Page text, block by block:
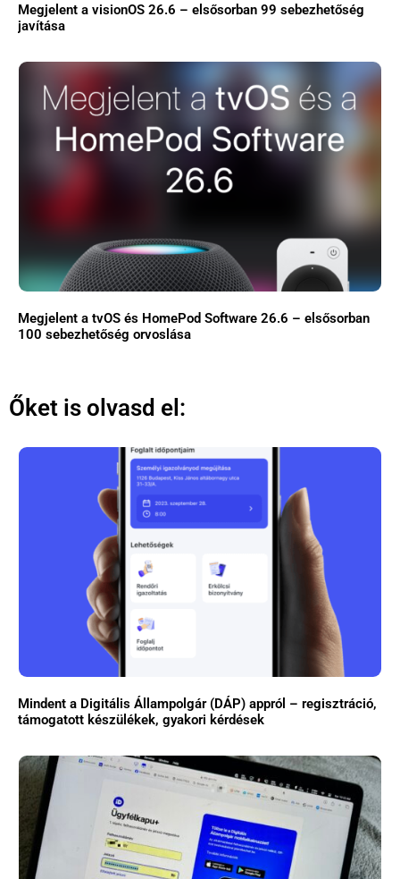
Megjelent a visionOS 26.6 – elsősorban 99 sebezhetőség
javítása
Megjelent a tvOS és HomePod Software 26.6 – elsősorban
100 sebezhetőség orvoslása
Őket is olvasd el:
Mindent a Digitális Állampolgár (DÁP) appról – regisztráció,
támogatott készülékek, gyakori kérdések